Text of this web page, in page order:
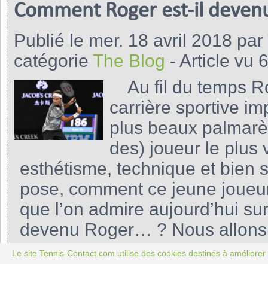
Le site Tennis-Contact.com utilise des cookies destinés à
Comment Roger est-il
Publié le mer. 18 avril 2018 par
catégorie The Blog - Article vu
Au fil du temps
carrière sportive
plus beaux
des) joueur le plus
esthétisme, technique et bien
pose, comment ce jeune
que l’on admire aujourd’hui
devenu Roger… ? Nous
question, ou du moins